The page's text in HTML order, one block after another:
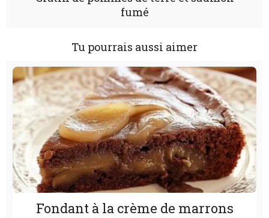
fumé
Tu pourrais aussi aimer
Fondant à la crème de marrons